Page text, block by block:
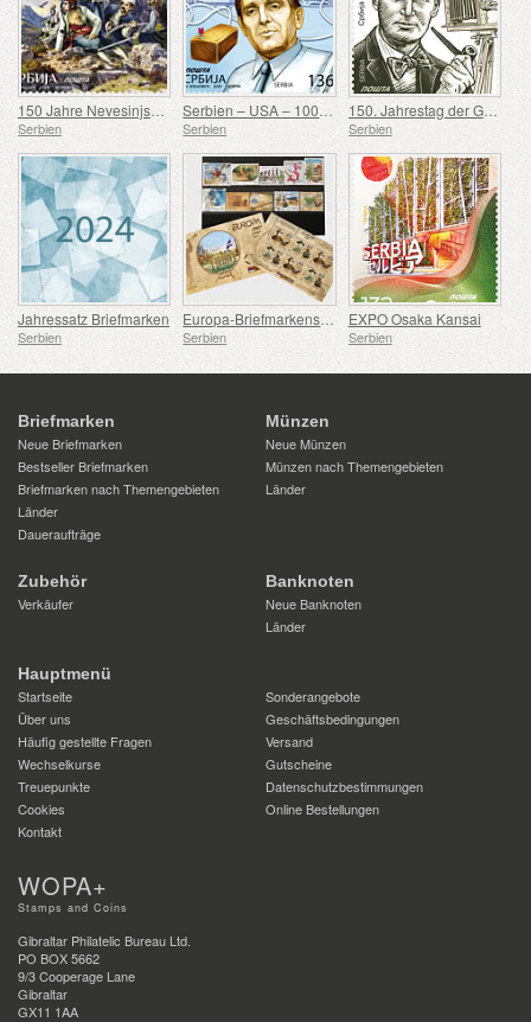
150 Jahre Nevesinjska puška
Serbien
Serbien – USA – 100. Geburtstag von Douglas Engelbart
Serbien
150. Jahrestag der Geburt von Rodolphe Archibald Reiss
Serbien
Jahressatz Briefmarken
Serbien
Europa-Briefmarkensatz 2007-2016
Serbien
EXPO Osaka Kansai
Serbien
Briefmarken
Neue Briefmarken
Bestseller Briefmarken
Briefmarken nach Themengebieten
Länder
Daueraufträge
Münzen
Neue Münzen
Münzen nach Themengebieten
Länder
Zubehör
Verkäufer
Banknoten
Neue Banknoten
Länder
Hauptmenü
Startseite
Sonderangebote
Über uns
Geschäftsbedingungen
Häufig gestellte Fragen
Versand
Wechselkurse
Gutscheine
Treuepunkte
Datenschutzbestimmungen
Cookies
Online Bestellungen
Kontakt
WOPA+
Stamps and Coins
Gibraltar Philatelic Bureau Ltd.
PO BOX 5662
9/3 Cooperage Lane
Gibraltar
GX11 1AA